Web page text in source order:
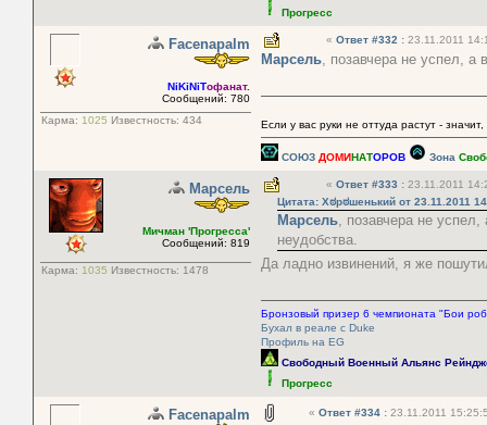
Прогресс
Facenapalm
NiKiNiTофанат.
Сообщений: 780
Карма: 1025 Известность: 434
« Ответ #332 : 23.11.2011
Марсель, позавчера не успел, а
Если у вас руки не оттуда растут -
СОЮЗ ДОМИ НАТОРОВ Зона
Марсель
Мичман 'Прогресса'
Сообщений: 819
Карма: 1035 Известность: 1478
« Ответ #333 : 23.11.2011
Цитата: Хಠрಠшенький от 23.11.2011
Марсель, позавчера не
неудобства.
Да ладно извинений, я же
Бронзовый призер 6 чемпионата "Бои
Бухал в реале с Duke
Профиль на EG
Свободный Военный Альянс
Прогресс
Facenapalm « Ответ #334 : 23.11.2011